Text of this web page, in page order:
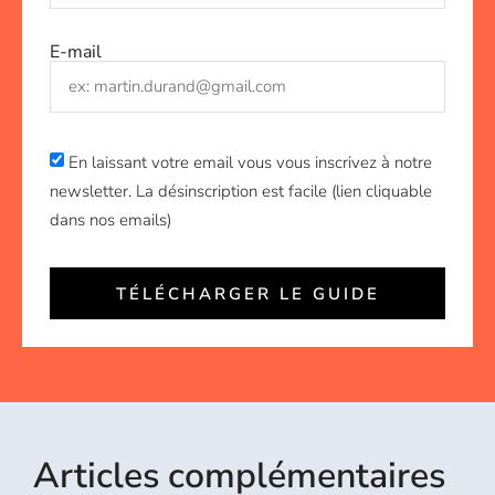
E-mail
En laissant votre email vous vous inscrivez à notre
newsletter. La désinscription est facile (lien cliquable
dans nos emails)
TÉLÉCHARGER LE GUIDE
Articles complémentaires